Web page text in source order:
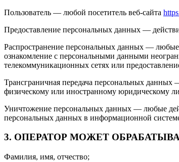
Пользователь — любой посетитель веб-сайта
Предоставление персональных данных —
Распространение персональных данных —
ознакомление с персональными данными
телекоммуникационных сетях или
Трансграничная передача персональных данных
физическому или иностранному юридическому
Уничтожение персональных данных — любые
персональных данных в информационной
3. ОПЕРАТОР МОЖЕТ
Фамилия, имя, отчество;